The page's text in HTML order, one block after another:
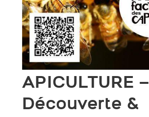
APICULTURE –
Découverte &